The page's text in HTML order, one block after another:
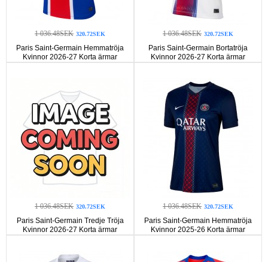
1 036.48SEK 320.72SEK
Paris Saint-Germain Hemmatröja
Kvinnor 2026-27 Korta ärmar
1 036.48SEK 320.72SEK
Paris Saint-Germain Bortatröja
Kvinnor 2026-27 Korta ärmar
1 036.48SEK 320.72SEK
Paris Saint-Germain Tredje Tröja
Kvinnor 2026-27 Korta ärmar
1 036.48SEK 320.72SEK
Paris Saint-Germain Hemmatröja
Kvinnor 2025-26 Korta ärmar